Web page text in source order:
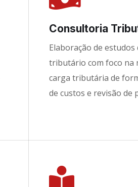
Consultoria
Elaboração de
tributário com foco na
carga tributária de
de custos e revisão de